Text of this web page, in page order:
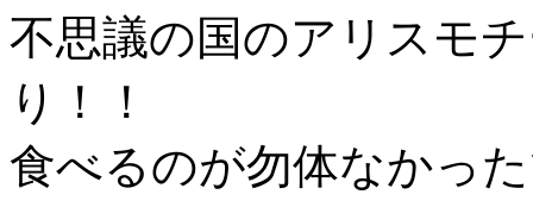
不思議の国のアリスモ
り！！
食べるのが勿体なかっ